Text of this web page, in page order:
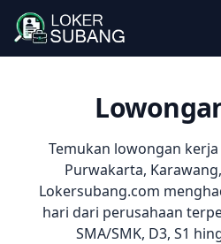
Temukan lowongan
Purwakarta, Karawang
Lokersubang.com
hari dari perusahaan
SMA/SMK, D3, S1